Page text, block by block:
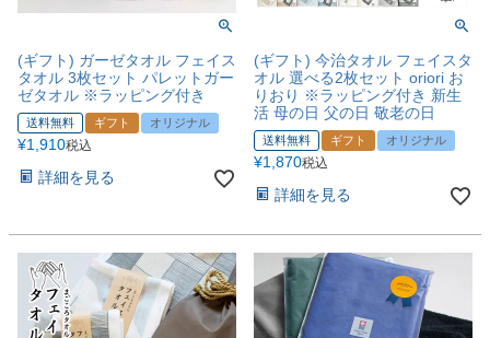
(ギフト) ガーゼタオル フェイス
タオル 3枚セット パレットガー
ゼタオル ※ラッピング付き
送料無料 ギフト オリジナル
¥1,910税込
詳細を見る
(ギフト) 今治タオル フェイスタ
オル 選べる2枚セット oriori お
りおり ※ラッピング付き 新生
活 母の日 父の日 敬老の日
送料無料 ギフト オリジナル
¥1,870税込
詳細を見る